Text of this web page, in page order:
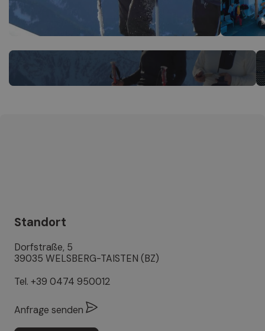
Standort
Dorfstraße, 5
39035 WELSBERG-TAISTEN (BZ)
Tel. +39 0474 950012
Anfrage senden